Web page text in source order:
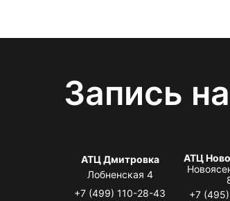
Запись
АТЦ Дмитровка
Лобненская 4
+7 (499) 110-28-43
АТЦ
+7